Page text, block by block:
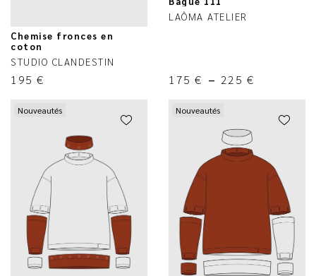
Chemise fronces en
coton
STUDIO CLANDESTIN
195 €
LAÔMA ATELIER
175 € – 225 €
Nouveautés Nouveautés